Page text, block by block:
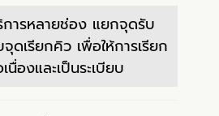
ารหลายช่อง แยกจุดรับ
ดเรียกคิว เพื่อให้การเรียก
นื่องและเป็นระเบียบ